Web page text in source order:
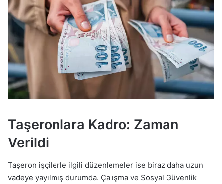
Taşeronlara Kadro: Zaman
Verildi
Taşeron işçilerle ilgili düzenlemeler ise biraz daha uzun
vadeye yayılmış durumda. Çalışma ve Sosyal Güvenlik